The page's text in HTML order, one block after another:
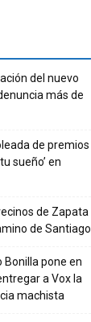
del nuevo
más de
de premios
sueño’ en
de Zapata
de Santiago
Bonilla pone en
a Vox la
machista